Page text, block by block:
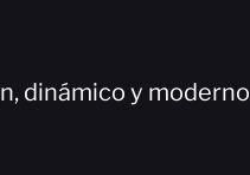
dinámico y moderno